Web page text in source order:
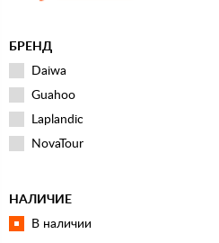
БРЕНД
Daiwa
Guahoo
Laplandic
NovaTour
НАЛИЧИЕ
В наличии